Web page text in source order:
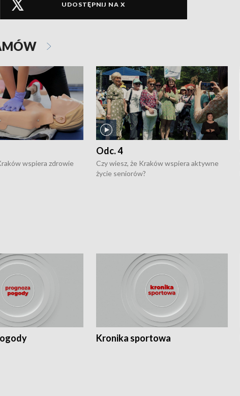
UDOSTĘPNIJ NA X
wspiera zdrowie
Odc. 4
Czy wiesz, że Kraków wspiera aktywne
życie seniorów?
Kronika sportowa